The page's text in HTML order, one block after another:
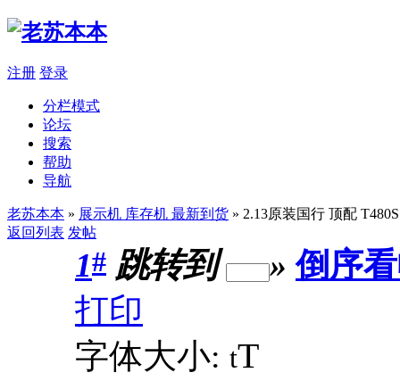
注册 登录
分栏模式
论坛
搜索
帮助
导航
老苏本本 » 展示机 库存机 最新到货 » 2.13原装国行 顶配
返回列表 发帖
1# 跳转到 » 倒序
打印
字体大小: tT